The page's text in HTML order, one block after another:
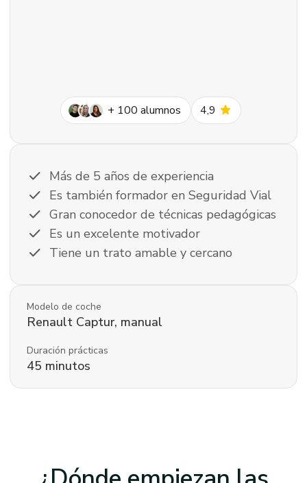
check Más de 5 años de experiencia
check Es también formador en Seguridad Vial
check Gran conocedor de técnicas pedagógicas
check Es un excelente motivador
check Tiene un trato amable y cercano
Modelo de coche
Renault Captur, manual
Duración prácticas
45 minutos
+ 100 alumnos 4,9 star